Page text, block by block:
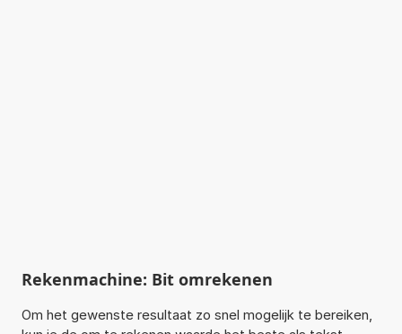
Rekenmachine: Bit omrekenen
Om het gewenste resultaat zo snel mogelijk te bereiken,